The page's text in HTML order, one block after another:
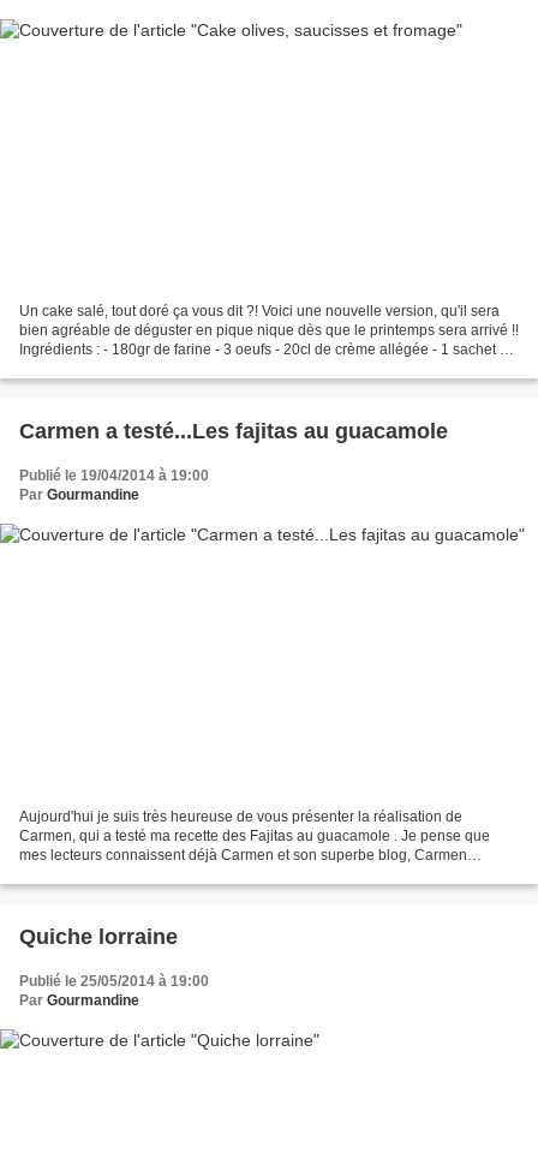
Un cake salé, tout doré ça vous dit ?! Voici une nouvelle version, qu'il sera
bien agréable de déguster en pique nique dès que le printemps sera arrivé !!
Ingrédients : - 180gr de farine - 3 oeufs - 20cl de crème allégée - 1 sachet de
Carmen a testé...Les fajitas au guacamole
Publié le 19/04/2014 à 19:00
Par Gourmandine
Aujourd'hui je suis très heureuse de vous présenter la réalisation de
Carmen, qui a testé ma recette des Fajitas au guacamole . Je pense que
mes lecteurs connaissent déjà Carmen et son superbe blog, Carmen
Quiche lorraine
Publié le 25/05/2014 à 19:00
Par Gourmandine